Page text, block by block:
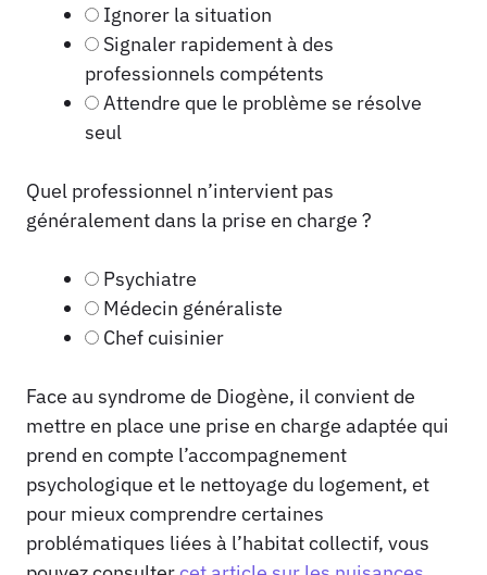
Ignorer la situation
Signaler rapidement à des
professionnels compétents
Attendre que le problème se résolve
seul
Quel professionnel n’intervient pas
généralement dans la prise en charge ?
Psychiatre
Médecin généraliste
Chef cuisinier
Face au syndrome de Diogène, il convient de
mettre en place une prise en charge adaptée qui
prend en compte l’accompagnement
psychologique et le nettoyage du logement, et
pour mieux comprendre certaines
problématiques liées à l’habitat collectif, vous